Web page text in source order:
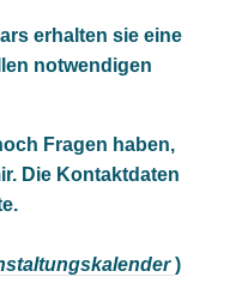
erhalten sie eine
notwendigen
Fragen haben,
Die Kontaktdaten
)